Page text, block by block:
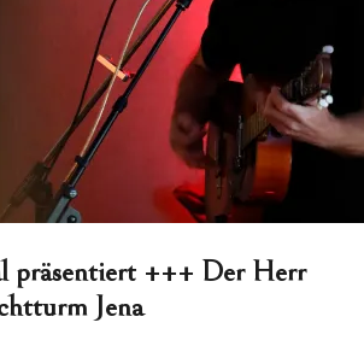
präsentiert +++ Der Herr
Jena